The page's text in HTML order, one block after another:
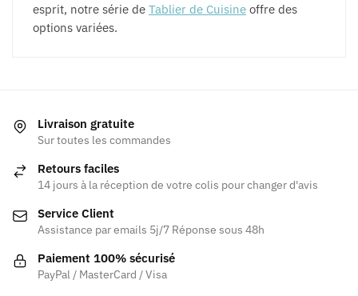
esprit, notre série de Tablier de Cuisine offre des
options variées.
Livraison gratuite
Sur toutes les commandes
Retours faciles
14 jours à la réception de votre colis pour changer d'avis
Service Client
Assistance par emails 5j/7 Réponse sous 48h
Paiement 100% sécurisé
PayPal / MasterCard / Visa